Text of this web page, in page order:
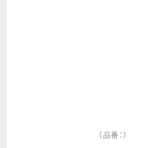
（品番：）